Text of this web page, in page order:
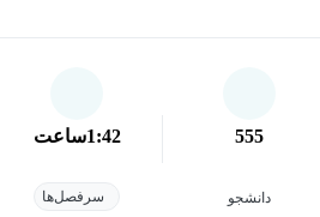
555
دانشجو
1:42ساعت
سرفصل‌ها